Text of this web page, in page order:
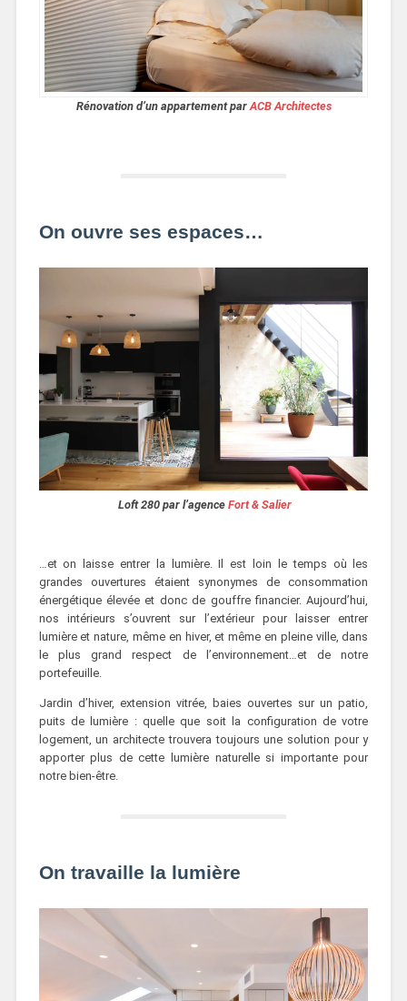
Rénovation d’un appartement par ACB Architectes
On ouvre ses espaces…
Loft 280 par l’agence Fort & Salier
…et on laisse entrer la lumière. Il est loin le temps où les
grandes ouvertures étaient synonymes de consommation
énergétique élevée et donc de gouffre financier. Aujourd’hui,
nos intérieurs s’ouvrent sur l’extérieur pour laisser entrer
lumière et nature, même en hiver, et même en pleine ville, dans
le plus grand respect de l’environnement…et de notre
portefeuille.
Jardin d’hiver, extension vitrée, baies ouvertes sur un patio,
puits de lumière : quelle que soit la configuration de votre
logement, un architecte trouvera toujours une solution pour y
apporter plus de cette lumière naturelle si importante pour
notre bien-être.
On travaille la lumière